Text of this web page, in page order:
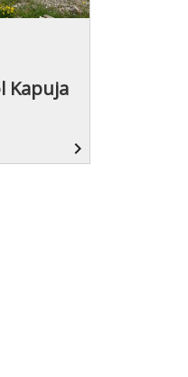
Kapuja
navigate_next